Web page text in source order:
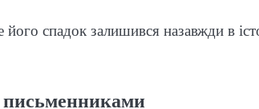
спадок залишився назавжди в
письменниками